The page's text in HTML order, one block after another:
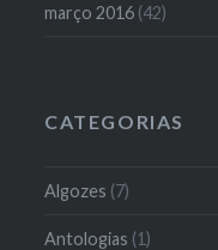
março 2016 (42)
CATEGORIAS
Algozes (7)
Antologias (1)